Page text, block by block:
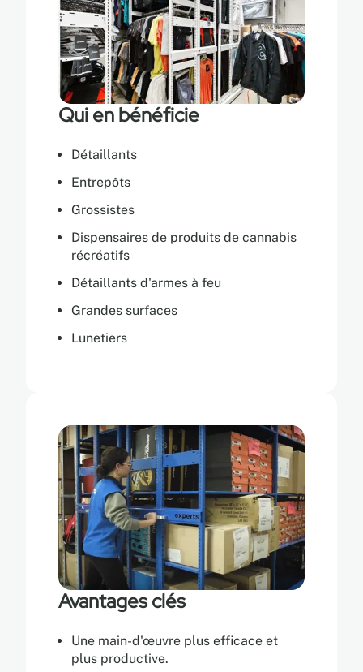
Qui en bénéficie
Détaillants
Entrepôts
Grossistes
Dispensaires de produits de cannabis
récréatifs
Détaillants d'armes à feu
Grandes surfaces
Lunetiers
Avantages clés
Une main-d'œuvre plus efficace et
plus productive.